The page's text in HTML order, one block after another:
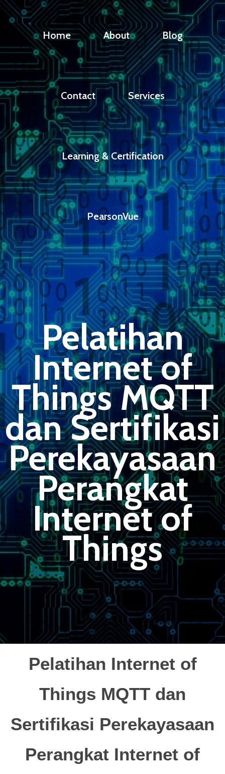
Home About Blog
Contact Services
Learning & Certification
PearsonVue
Pelatihan
Internet of
Things MQTT
dan Sertifikasi
Perekayasaan
Perangkat
Internet of
Things
Pelatihan Internet of
Things MQTT dan
Sertifikasi Perekayasaan
Perangkat Internet of